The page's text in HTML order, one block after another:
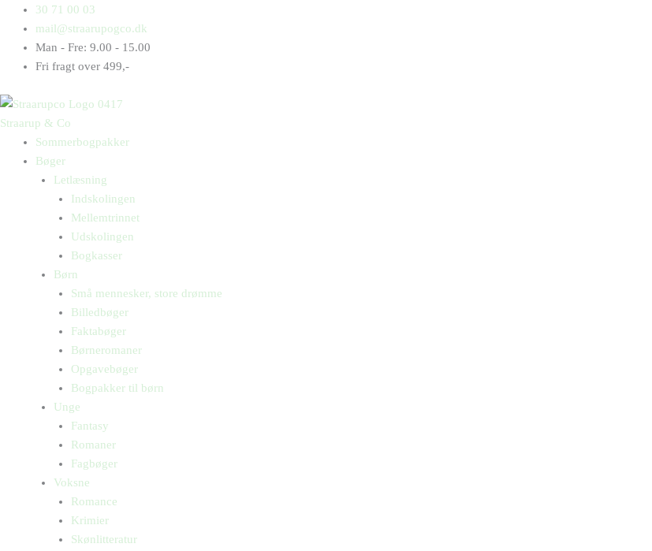
indholdet
30 71 00 03
mail@straarupogco.dk
Man - Fre: 9.00 - 15.00
Fri fragt over 499,-
Straarup & Co
Sommerbogpakker
Bøger
Letlæsning
Indskolingen
Mellemtrinnet
Udskolingen
Bogkasser
Børn
Små mennesker, store drømme
Billedbøger
Faktabøger
Børneromaner
Opgavebøger
Bogpakker til børn
Unge
Fantasy
Romaner
Fagbøger
Voksne
Romance
Krimier
Skønlitteratur
Products
search
Products
search
Skyld